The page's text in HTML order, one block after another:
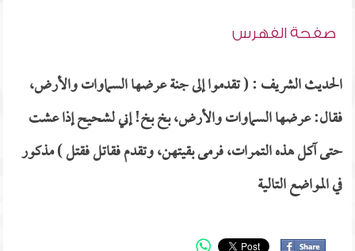
صفحة الفهرس
الحديث الشريف : ( تقدموا إلى جنة عرضها السماوات والأرض،
فقال: عرضها السماوات والأرض، بخ بخ! إني لشحيح إذا عشت
حتى آكل هذه التمرات، فرمى بقيتهن، وتقدم فقاتل فقتل ) مذكور
في المواضع التالية